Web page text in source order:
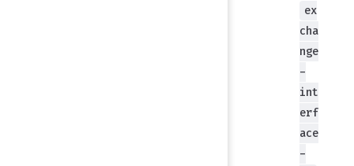
ex
cha
nge
-
int
erf
ace
-